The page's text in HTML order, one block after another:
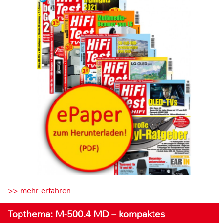
>> mehr erfahren
Topthema: M-500.4 MD – kompaktes